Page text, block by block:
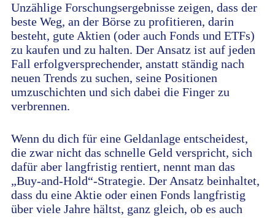
Unzählige Forschungsergebnisse zeigen, dass der
beste Weg, an der Börse zu profitieren, darin
besteht, gute Aktien (oder auch Fonds und ETFs)
zu kaufen und zu halten. Der Ansatz ist auf jeden
Fall erfolgversprechender, anstatt ständig nach
neuen Trends zu suchen, seine Positionen
umzuschichten und sich dabei die Finger zu
verbrennen.
Wenn du dich für eine Geldanlage entscheidest,
die zwar nicht das schnelle Geld verspricht, sich
dafür aber langfristig rentiert, nennt man das
„Buy-and-Hold“-Strategie. Der Ansatz beinhaltet,
dass du eine Aktie oder einen Fonds langfristig
über viele Jahre hältst, ganz gleich, ob es auch